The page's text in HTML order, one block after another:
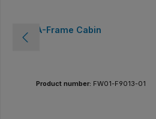
A-Frame Cabin
Product number: FW01-F9013-01